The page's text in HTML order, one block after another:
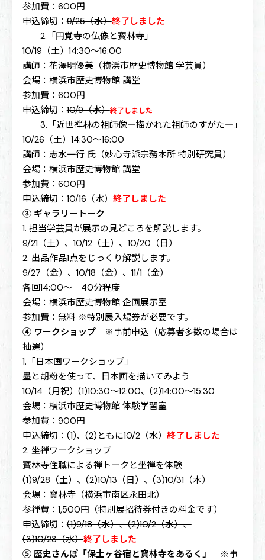
参加費：600円
申込締切：9/25（水）終了しました
2.「円覚寺の仏像と寳林寺」
10/19（土）14:30～16:00
講師：花澤明優美（横浜市歴史博物館 学芸員）
会場：横浜市歴史博物館 講堂
参加費：600円
申込締切：10/9（水）終了しました
3.「近世禅林の祖師像―描かれた祖師のすがた―」
10/26（土）14:30～16:00
講師：志水一行 氏（妙心寺派宗務本所 特別研究員）
会場：横浜市歴史博物館 講堂
参加費：600円
申込締切：10/16（水）終了しました
③ ギャラリートーク
1. 担当学芸員が展示の見どころを解説します。
9/21（土）、10/12（土）、10/20（日）
2. 出品作品1点をじっくり解説します。
9/27（金）、10/18（金）、11/1（金）
各回14:00～ 40分程度
会場：横浜市歴史博物館 企画展示室
参加費：無料 ※特別展入場券が必要です。
④ ワークショップ※事前申込（応募者多数の場合は
抽選）
1.「日本画ワークショップ」
墨と胡粉を使って、日本画を描いてみよう
10/14（月祝）(1)10:30～12:00、(2)14:00～15:30
会場：横浜市歴史博物館 体験学習室
参加費：900円
申込締切：(1)、(2)ともに10/2（水）終了しました
2. 坐禅ワークショップ
寳林寺住職による禅トークと坐禅を体験
(1)9/28（土）、(2)10/13（日）、(3)10/31（木）
会場：寳林寺（横浜市南区永田北）
参禅費：1,500円（特別展招待券付きの料金です）
申込締切：(1)9/18（水）、(2)10/2（水）、
(3)10/23（水）終了しました
⑤ 歴史さんぽ「保土ヶ谷宿と寳林寺をあるく」
※事